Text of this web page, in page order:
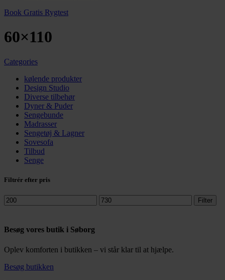
Book Gratis Rygtest
60×110
Categories
kølende produkter
Design Studio
Diverse tilbehør
Dyner & Puder
Sengebunde
Madrasser
Sengetøj & Lagner
Sovesofa
Tilbud
Senge
Filtrér efter pris
Mindste
pris
Højeste
pris
Filter
Besøg vores butik i Søborg
Oplev komforten i butikken – vi står klar til at hjælpe.
Besøg butikken